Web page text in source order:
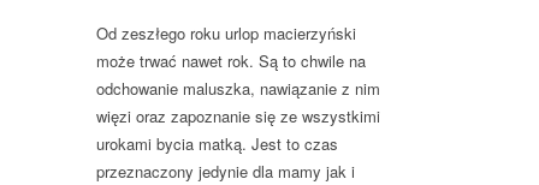
Od zeszłego roku urlop macierzyński
może trwać nawet rok. Są to chwile na
odchowanie maluszka, nawiązanie z nim
więzi oraz zapoznanie się ze wszystkimi
urokami bycia matką. Jest to czas
przeznaczony jedynie dla mamy jak i